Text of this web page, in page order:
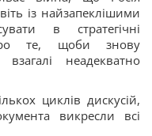
із найзапеклішими
в стратегічні
те, щоби знову
неадекватно
циклів дискусій,
викресли всі